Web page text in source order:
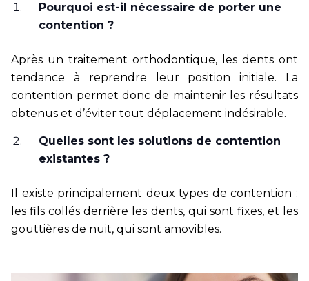
Pourquoi est-il nécessaire de porter une
contention ?
Après un traitement orthodontique, les dents ont
tendance à reprendre leur position initiale. La
contention permet donc de maintenir les résultats
obtenus et d’éviter tout déplacement indésirable.
Quelles sont les solutions de contention
existantes ?
Il existe principalement deux types de contention :
les fils collés derrière les dents, qui sont fixes, et les
gouttières de nuit, qui sont amovibles.